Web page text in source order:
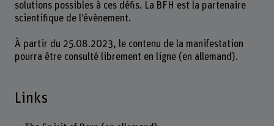
solutions possibles à ces défis. La BFH est la partenaire
scientifique de l’évènement.
À partir du 25.08.2023, le contenu de la manifestation
pourra être consulté librement en ligne (en allemand).
Links